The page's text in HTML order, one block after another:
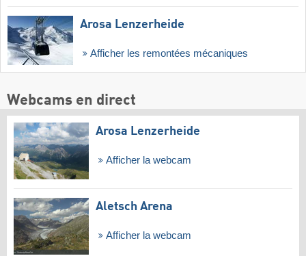
Arosa Lenzerheide
Afficher les remontées mécaniques
Webcams en direct
Arosa Lenzerheide
Afficher la webcam
Aletsch Arena
Afficher la webcam